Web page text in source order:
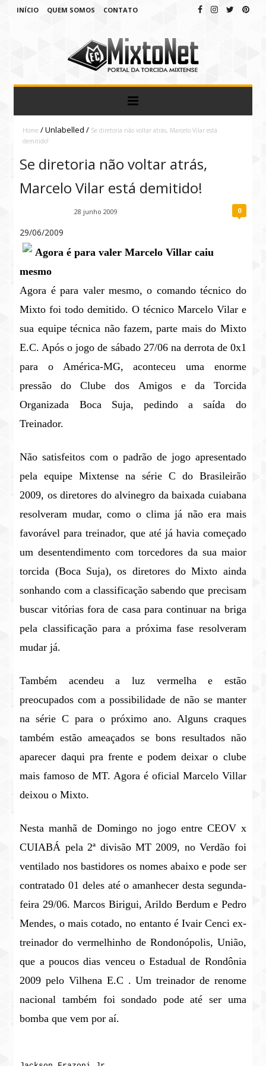
INÍCIO QUEM SOMOS CONTATO
Home /Unlabelled/ Se diretoria não voltar atrás, Marcelo Vilar está
demitido!
Se diretoria não voltar atrás,
Marcelo Vilar está demitido!
28 junho 2009 0
29/06/2009
Agora é para valer Marcelo Villar caiu
mesmo
Agora é para valer mesmo, o comando técnico do
Mixto foi todo demitido. O técnico Marcelo Vilar e
sua equipe técnica não fazem, parte mais do Mixto
E.C. Após o jogo de sábado 27/06 na derrota de 0x1
para o América-MG, aconteceu uma enorme
pressão do Clube dos Amigos e da Torcida
Organizada Boca Suja, pedindo a saída do
Treinador.
Não satisfeitos com o padrão de jogo apresentado
pela equipe Mixtense na série C do Brasileirão
2009, os diretores do alvinegro da baixada cuiabana
resolveram mudar, como o clima já não era mais
favorável para treinador, que até já havia começado
um desentendimento com torcedores da sua maior
torcida (Boca Suja), os diretores do Mixto ainda
sonhando com a classificação sabendo que precisam
buscar vitórias fora de casa para continuar na briga
pela classificação para a próxima fase resolveram
mudar já.
Também acendeu a luz vermelha e estão
preocupados com a possibilidade de não se manter
na série C para o próximo ano. Alguns craques
também estão ameaçados se bons resultados não
aparecer daqui pra frente e podem deixar o clube
mais famoso de MT. Agora é oficial Marcelo Villar
deixou o Mixto.
Nesta manhã de Domingo no jogo entre CEOV x
CUIABÁ pela 2ª divisão MT 2009, no Verdão foi
ventilado nos bastidores os nomes abaixo e pode ser
contratado 01 deles até o amanhecer desta segunda-
feira 29/06. Marcos Birigui, Arildo Berdum e Pedro
Mendes, o mais cotado, no entanto é Ivair Cenci ex-
treinador do vermelhinho de Rondonópolis, União,
que a poucos dias venceu o Estadual de Rondônia
2009 pelo Vilhena E.C . Um treinador de renome
nacional também foi sondado pode até ser uma
bomba que vem por aí.